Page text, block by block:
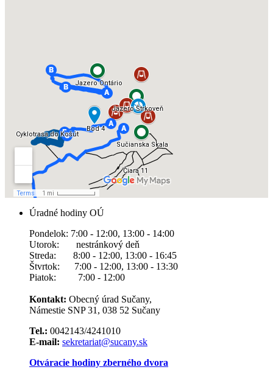
Úradné hodiny OÚ
Pondelok: 7:00 - 12:00, 13:00 - 14:00
Utorok: nestránkový deň
Streda: 8:00 - 12:00, 13:00 - 16:45
Štvrtok: 7:00 - 12:00, 13:00 - 13:30
Piatok: 7:00 - 12:00
Kontakt: Obecný úrad Sučany,
Námestie SNP 31, 038 52 Sučany
Tel.: 0042143/4241010
E-mail: sekretariat@sucany.sk
Otváracie hodiny zberného dvora